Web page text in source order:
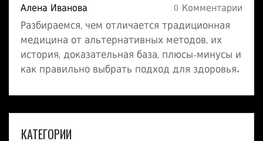
Алена Иванова 0 Комментарии
Разбираемся, чем отличается традиционная
медицина от альтернативных методов, их
история, доказательная база, плюсы‑минусы и
как правильно выбрать подход для здоровья.
КАТЕГОРИИ